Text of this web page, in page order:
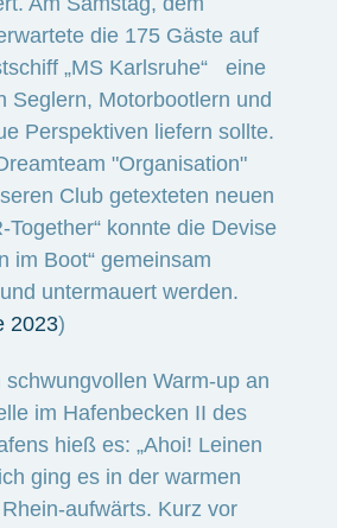
die 175 Gäste auf
„MS Karlsruhe“ eine
Seglern, Motorbootlern und
Perspektiven liefern sollte.
"Organisation"
Club getexteten neuen
Together“ konnte die Devise
im Boot“ gemeinsam
untermauert werden.
2023)
schwungvollen Warm-up an
im Hafenbecken II des
hieß es: „Ahoi! Leinen
ging es in der warmen
aufwärts. Kurz vor